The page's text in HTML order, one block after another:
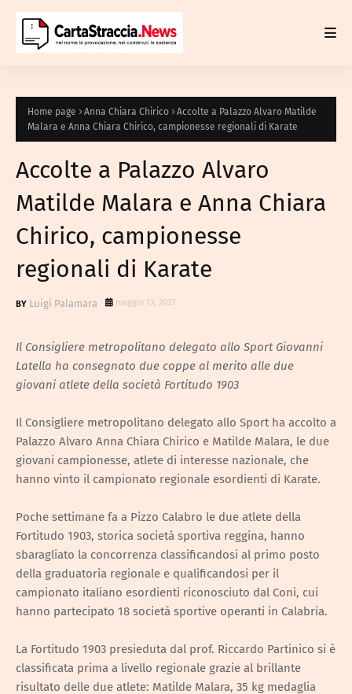
Home page Anna Chiara Chirico
Accolte a Palazzo Alvaro Matilde
Malara e Anna Chiara Chirico, campionesse regionali di Karate
Accolte a Palazzo Alvaro
Matilde Malara e Anna Chiara
Chirico, campionesse
regionali di Karate
Luigi Palamara maggio 13, 2023
Il Consigliere metropolitano delegato allo Sport Giovanni
Latella ha consegnato due coppe al merito alle due
giovani atlete della società Fortitudo 1903
Il Consigliere metropolitano delegato allo Sport ha accolto a
Palazzo Alvaro Anna Chiara Chirico e Matilde Malara, le due
giovani campionesse, atlete di interesse nazionale, che
hanno vinto il campionato regionale esordienti di Karate.
Poche settimane fa a Pizzo Calabro le due atlete della
Fortitudo 1903, storica società sportiva reggina, hanno
sbaragliato la concorrenza classificandosi al primo posto
della graduatoria regionale e qualificandosi per il
campionato italiano esordienti riconosciuto dal Coni, cui
hanno partecipato 18 società sportive operanti in Calabria.
La Fortitudo 1903 presieduta dal prof. Riccardo Partinico si è
classificata prima a livello regionale grazie al brillante
risultato delle due atlete: Matilde Malara, 35 kg medaglia